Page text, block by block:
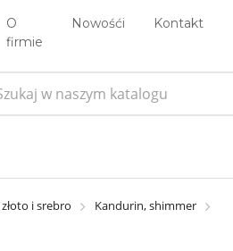
O
firmie
Nowośći Kontakt
i srebro
Kandurin, shimmer